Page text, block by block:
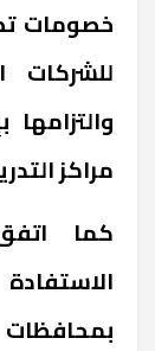
للشركات
مراكز
كما